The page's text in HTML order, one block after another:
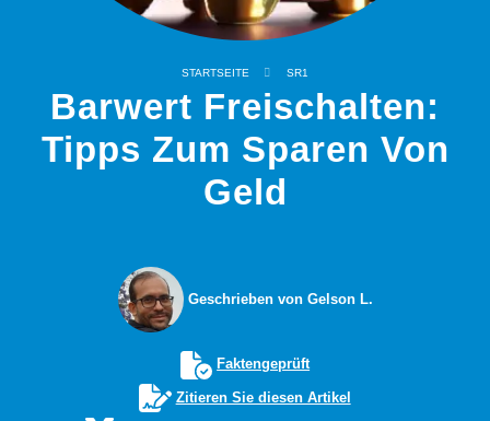
STARTSEITE SR1
Barwert Freischalten:
Tipps Zum Sparen Von
Geld
Geschrieben von Gelson L.
Faktengeprüft
Zitieren Sie diesen Artikel